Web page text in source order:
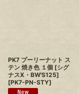
PK7 プーリーナット ス
テン 焼き色 １個 [シグ
ナスX・BW'S125]
[PK7-PN-STY]